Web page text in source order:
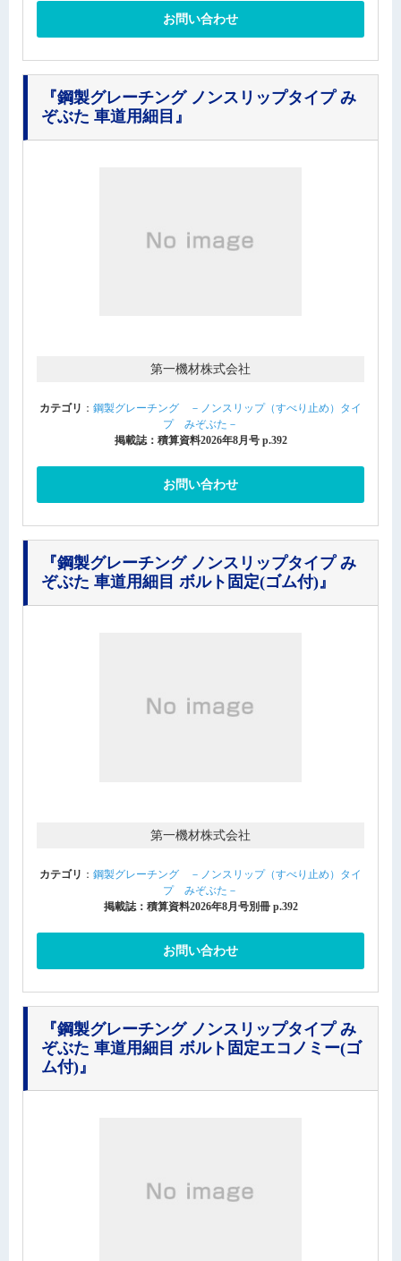
お問い合わせ
『鋼製グレーチング ノンスリップタイプ み
ぞぶた 車道用細目』
第一機材株式会社
カテゴリ ： 鋼製グレーチング －ノンスリップ（すべり止め）タイ
プ みぞぶた－
掲載誌：積算資料2026年8月号 p.392
お問い合わせ
『鋼製グレーチング ノンスリップタイプ み
ぞぶた 車道用細目 ボルト固定(ゴム付)』
第一機材株式会社
カテゴリ ： 鋼製グレーチング －ノンスリップ（すべり止め）タイ
プ みぞぶた－
掲載誌：積算資料2026年8月号別冊 p.392
お問い合わせ
『鋼製グレーチング ノンスリップタイプ み
ぞぶた 車道用細目 ボルト固定エコノミー(ゴ
ム付)』